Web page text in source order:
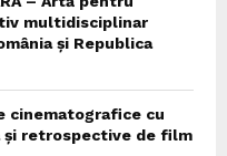
multidisciplinar
și Republica
cinematografice cu
și retrospective de film